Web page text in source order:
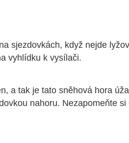
sjezdovkách, když nejde
vyhlídku k vysílači.
a tak je tato sněhová hora
nahoru. Nezapomeňte